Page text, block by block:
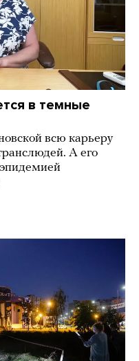
в темные
всю карьеру
А его